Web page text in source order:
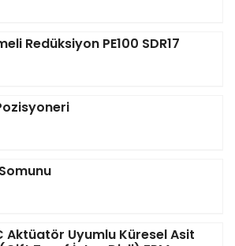
Redüksiyon PE100 SDR17
Aktüatör Uyumlu Küresel Asit